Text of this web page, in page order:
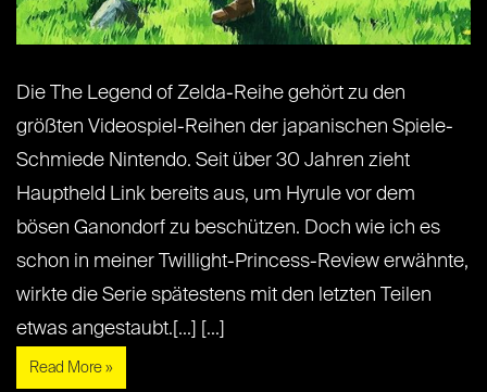
Die The Legend of Zelda-Reihe gehört zu den
größten Videospiel-Reihen der japanischen Spiele-
Schmiede Nintendo. Seit über 30 Jahren zieht
Hauptheld Link bereits aus, um Hyrule vor dem
bösen Ganondorf zu beschützen. Doch wie ich es
schon in meiner Twillight-Princess-Review erwähnte,
wirkte die Serie spätestens mit den letzten Teilen
etwas angestaubt.[...] [...]
Read More »